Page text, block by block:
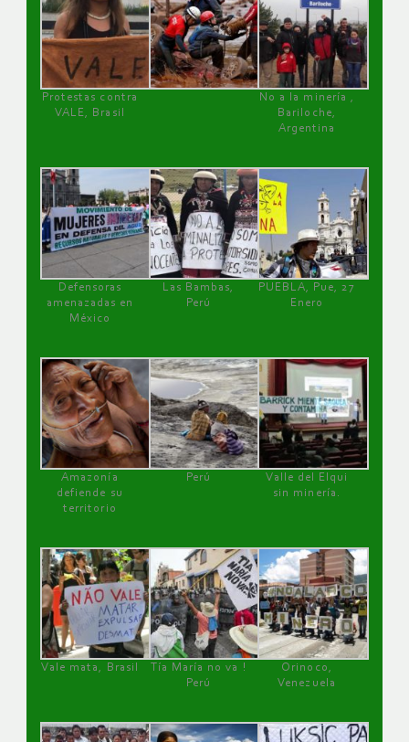
Protestas contra
VALE, Brasil
No a la minería ,
Bariloche,
Argentina
Defensoras
amenazadas en
México
Las Bambas,
Perú
PUEBLA, Pue, 27
Enero
Amazonía
defiende su
territorio
Perú
Valle del Elqui
sin minería.
Vale mata, Brasil
Tía María no va !
Perú
Orinoco,
Venezuela